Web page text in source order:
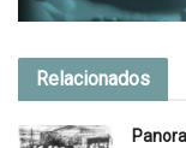
Relacionados